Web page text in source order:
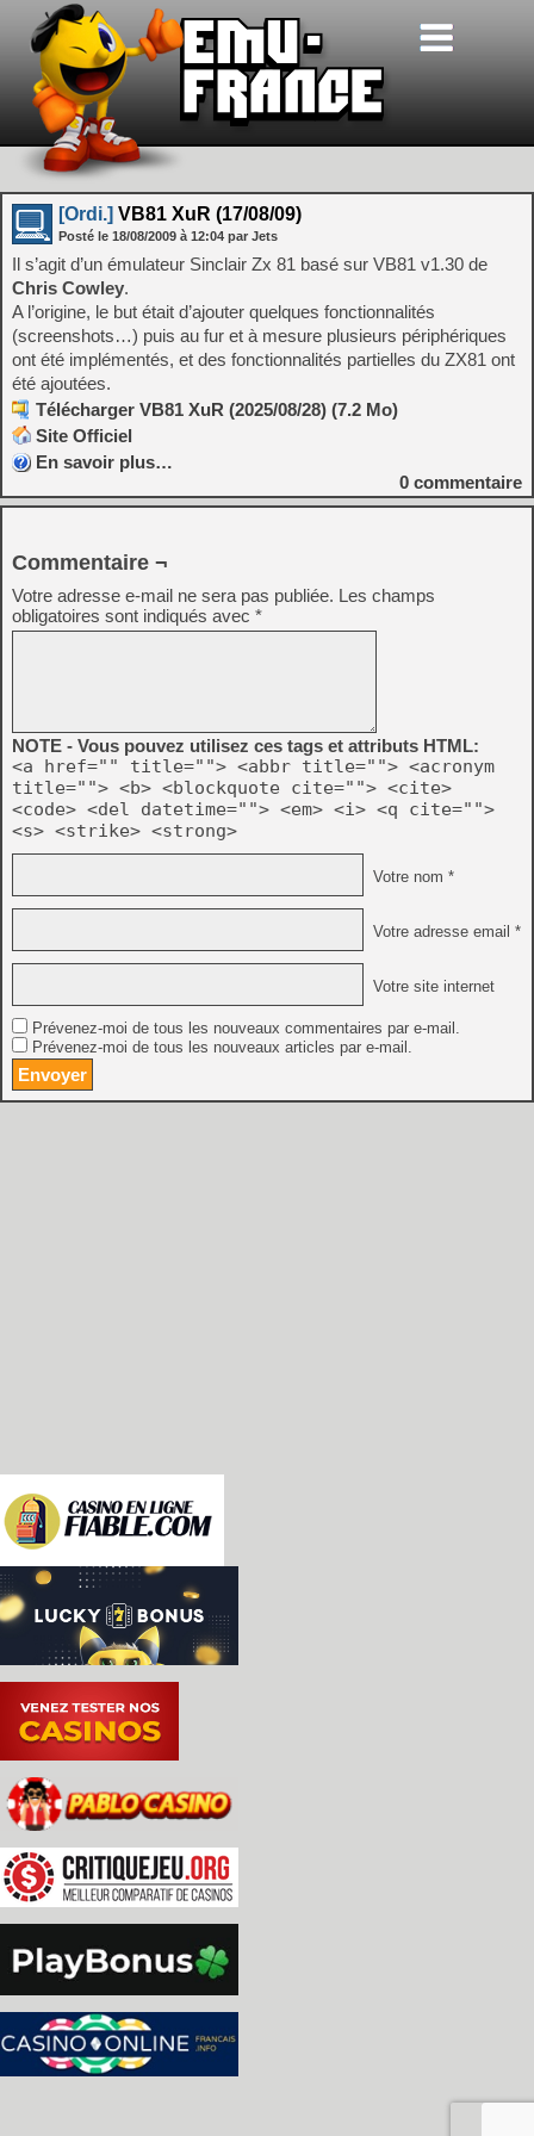
[Ordi.] VB81 XuR (17/08/09)
Posté le 18/08/2009 à 12:04 par Jets
Il s’agit d’un émulateur Sinclair Zx 81 basé sur VB81 v1.30 de
Chris Cowley.
A l’origine, le but était d’ajouter quelques fonctionnalités
(screenshots…) puis au fur et à mesure plusieurs périphériques
ont été implémentés, et des fonctionnalités partielles du ZX81 ont
été ajoutées.
Télécharger VB81 XuR (2025/08/28) (7.2 Mo)
Site Officiel
En savoir plus…
0 commentaire
Commentaire ¬
Votre adresse e-mail ne sera pas publiée. Les champs
obligatoires sont indiqués avec *
NOTE - Vous pouvez utilisez ces tags et attributs HTML:
<a href="" title=""> <abbr title=""> <acronym
title=""> <b> <blockquote cite=""> <cite>
<code> <del datetime=""> <em> <i> <q cite="">
<s> <strike> <strong>
Votre nom *
Votre adresse email *
Votre site internet
Prévenez-moi de tous les nouveaux commentaires par e-mail.
Prévenez-moi de tous les nouveaux articles par e-mail.